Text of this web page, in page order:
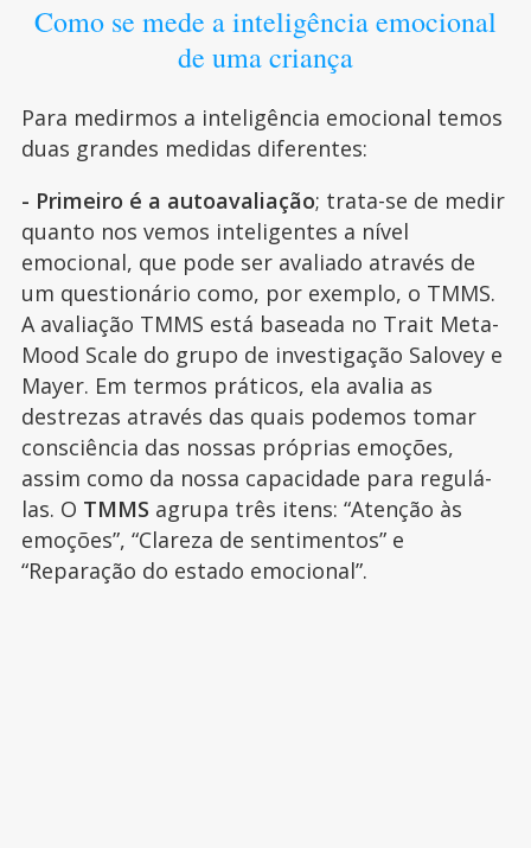
Como se mede a inteligência emocional
de uma criança
Para medirmos a inteligência emocional temos
duas grandes medidas diferentes:
- Primeiro é a autoavaliação; trata-se de medir
quanto nos vemos inteligentes a nível
emocional, que pode ser avaliado através de
um questionário como, por exemplo, o TMMS.
A avaliação TMMS está baseada no Trait Meta-
Mood Scale do grupo de investigação Salovey e
Mayer. Em termos práticos, ela avalia as
destrezas através das quais podemos tomar
consciência das nossas próprias emoções,
assim como da nossa capacidade para regulá-
las. O TMMS agrupa três itens: “Atenção às
emoções”, “Clareza de sentimentos” e
“Reparação do estado emocional”.